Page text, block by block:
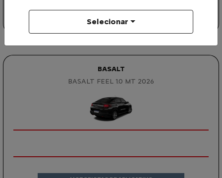
BASALT
BASALT FEEL 1.0 MT 2026
Selecionar